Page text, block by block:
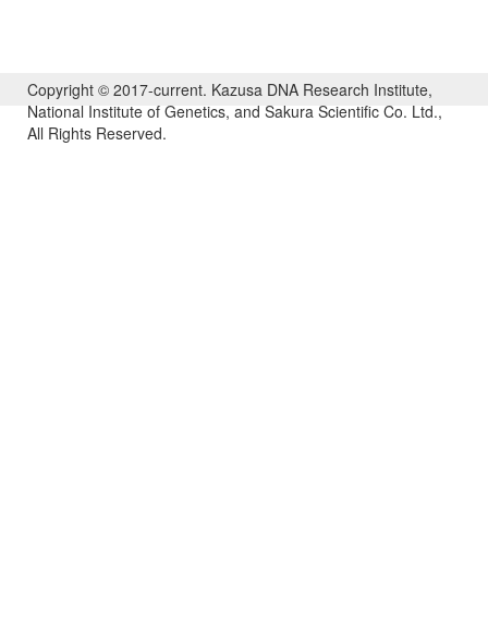
Copyright © 2017-current. Kazusa DNA Research Institute,
National Institute of Genetics, and Sakura Scientific Co. Ltd.,
All Rights Reserved.